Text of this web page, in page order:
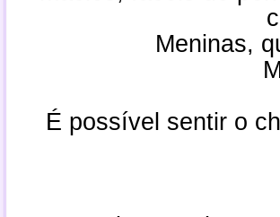
Meninas,
É possível sentir o